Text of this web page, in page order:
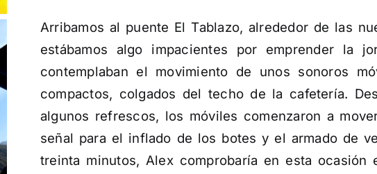
Arribamos al puente El Tablazo, alrededor de las
estábamos algo impacientes por emprender la
contemplaban el movimiento de unos sonoros
compactos, colgados del techo de la cafetería.
algunos refrescos, los móviles comenzaron a
señal para el inflado de los botes y el armado de
treinta minutos, Alex comprobaría en esta